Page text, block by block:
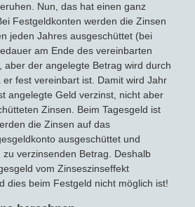
Nun, das hat einen ganz
Festgeldkonten werden die Zinsen
jeden Jahres ausgeschüttet (bei
am Ende des vereinbarten
aber der angelegte Betrag wird durch
fest vereinbart ist. Damit wird Jahr
angelegte Geld verzinst, nicht aber
Zinsen. Beim Tagesgeld ist
die Zinsen auf das
ausgeschüttet und
verzinsenden Betrag. Deshalb
vom Zinseszinseffekt
dies beim Festgeld nicht möglich ist!